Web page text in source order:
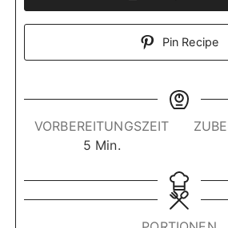
Pin Recipe
VORBEREITUNGSZEIT
5M
n
u
Min.